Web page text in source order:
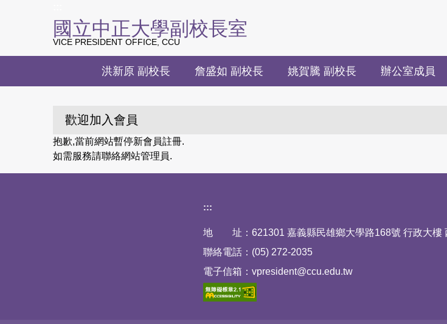
國立中正大學副校長室
VICE PRESIDENT OFFICE, CCU
洪新原 副校長 詹盛如 副校長 姚賀騰 副校長 辦公室成員
歡迎加入會員
抱歉,當前網站暫停新會員註冊.
如需服務請聯絡網站管理員.
:::下方網站資訊區塊
地 址：621301 嘉義縣民雄鄉大學路168號 行政大樓
聯絡電話：(05) 272-2035
電子信箱：vpresident@ccu.edu.tw